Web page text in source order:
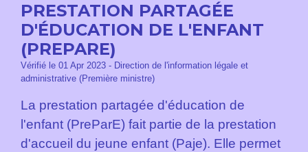
PRESTATION PARTAGÉE
D'ÉDUCATION DE L'ENFANT
(PREPARE)
Vérifié le 01 Apr 2023 - Direction de l'information légale et
administrative (Première ministre)
La prestation partagée d'éducation de
l'enfant (PreParE) fait partie de la prestation
d'accueil du jeune enfant (Paje). Elle permet